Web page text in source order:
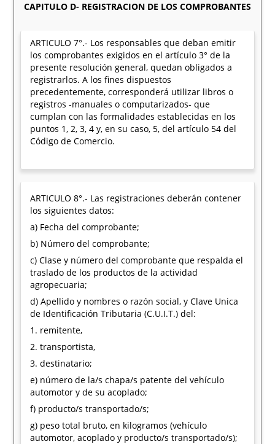
CAPITULO D- REGISTRACION DE LOS COMPROBANTES
ARTICULO 7°.- Los responsables que deban emitir
los comprobantes exigidos en el artículo 3° de la
presente resolución general, quedan obligados a
registrarlos. A los fines dispuestos
precedentemente, corresponderá utilizar libros o
registros -manuales o computarizados- que
cumplan con las formalidades establecidas en los
puntos 1, 2, 3, 4 y, en su caso, 5, del artículo 54 del
Código de Comercio.
ARTICULO 8°.- Las registraciones deberán contener
los siguientes datos:
a) Fecha del comprobante;
b) Número del comprobante;
c) Clase y número del comprobante que respalda el
traslado de los productos de la actividad
agropecuaria;
d) Apellido y nombres o razón social, y Clave Unica
de Identificación Tributaria (C.U.I.T.) del:
1. remitente,
2. transportista,
3. destinatario;
e) número de la/s chapa/s patente del vehículo
automotor y de su acoplado;
f) producto/s transportado/s;
g) peso total bruto, en kilogramos (vehículo
automotor, acoplado y producto/s transportado/s);